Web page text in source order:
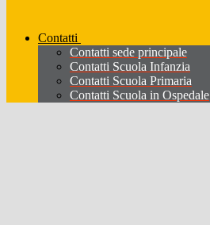
Contatti
Contatti sede principale
Contatti Scuola Infanzia
Contatti Scuola Primaria
Contatti Scuola in Ospedale